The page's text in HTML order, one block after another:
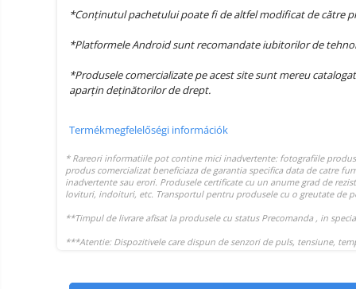
alkatrészek
tartozékok
Pótalkatrészek és kiegészítők
Telefon alkatrészek
*Conținutul pachetului poate fi de altfel modificat de către
*Platformele Android sunt recomandate iubitorilor de
*Produsele comercializate pe acest site sunt mereu
aparțin deținătorilor de drept.
Termékmegfelelőségi információk